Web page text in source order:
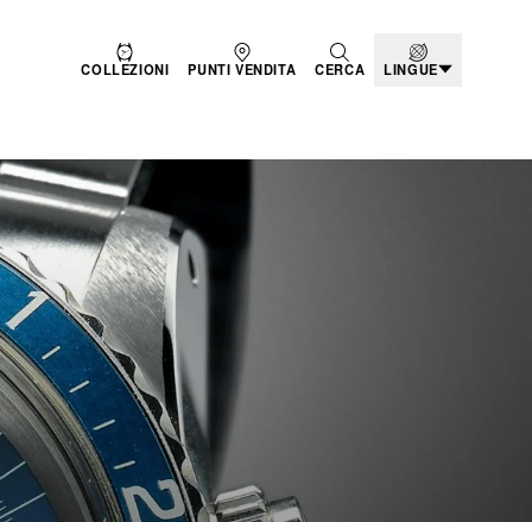
COLLEZIONI PUNTI VENDITA CERCA LINGUE